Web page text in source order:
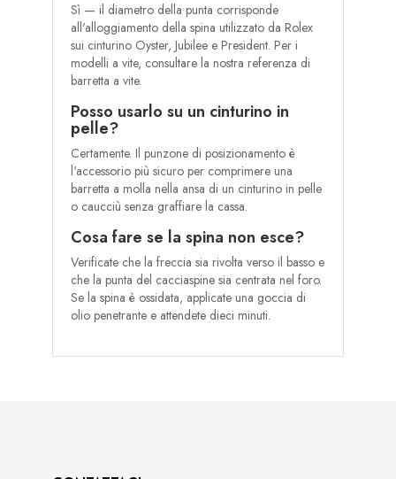
Sì — il diametro della punta corrisponde
all'alloggiamento della spina utilizzato da Rolex
sui cinturino Oyster, Jubilee e President. Per i
modelli a vite, consultare la nostra referenza di
barretta a vite.
Posso usarlo su un cinturino in
pelle?
Certamente. Il punzone di posizionamento è
l'accessorio più sicuro per comprimere una
barretta a molla nella ansa di un cinturino in pelle
o caucciù senza graffiare la cassa.
Cosa fare se la spina non esce?
Verificate che la freccia sia rivolta verso il basso e
che la punta del cacciaspine sia centrata nel foro.
Se la spina è ossidata, applicate una goccia di
olio penetrante e attendete dieci minuti.